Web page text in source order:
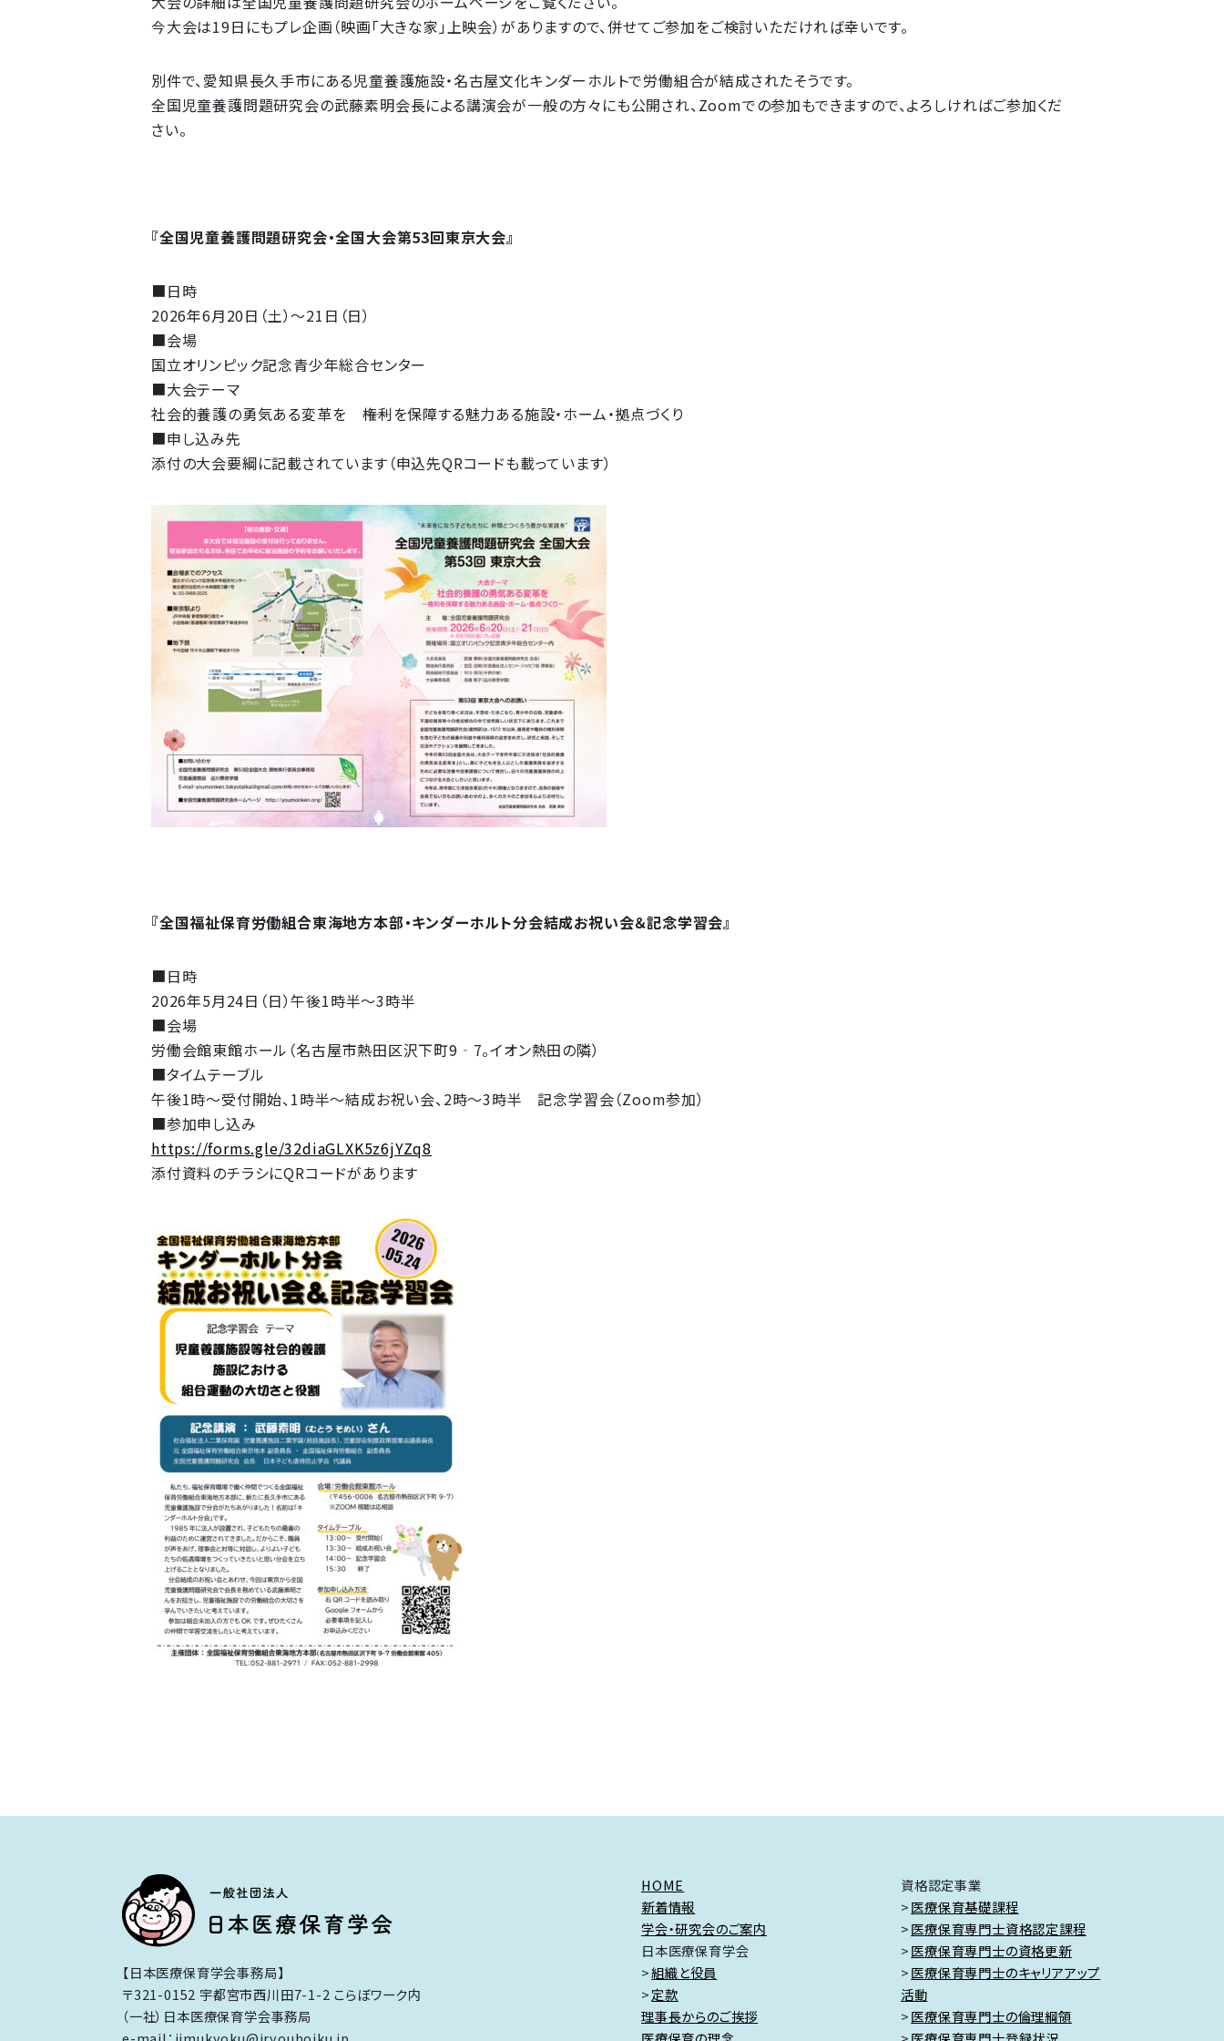
今大会は19日にもプレ企画（映画「大きな家」上映会）がありますので、併せてご参加をご検討いただければ幸いです。
別件で、愛知県長久手市にある児童養護施設・名古屋文化キンダーホルトで労働組合が結成されたそうです。
全国児童養護問題研究会の武藤素明会長による講演会が一般の方々にも公開され、Zoomでの参加もできますので、よろしければご参加くだ
さい。
『全国児童養護問題研究会・全国大会第53回東京大会』
■日時
2026年6月20日（土）～21日（日）
■会場
国立オリンピック記念青少年総合センター
■大会テーマ
社会的養護の勇気ある変革を ――権利を保障する魅力ある施設・ホーム・拠点づくり
■申し込み先
添付の大会要綱に記載されています（申込先QRコードも載っています）
『全国福祉保育労働組合東海地方本部・キンダーホルト分会結成お祝い会＆記念学習会』
■日時
2026年5月24日（日）午後1時半～3時半
■会場
労働会館東館ホール（名古屋市熱田区沢下町9‐7。イオン熱田の隣）
■タイムテーブル
午後1時～受付開始、1時半～結成お祝い会、2時～3時半 記念学習会（Zoom参加）
■参加申し込み
https://forms.gle/32diaGLXK5z6jYZq8
添付資料のチラシにQRコードがあります
【日本医療保育学会事務局】
〒321-0152 宇都宮市西川田7-1-2 こらぼワーク内
（一社）日本医療保育学会事務局
HOME
新着情報
学会・研究会のご案内
日本医療保育学会
組織と役員
定款
理事長からのご挨拶
資格認定事業
医療保育基礎課程
医療保育専門士資格認定課程
医療保育専門士の資格更新
医療保育専門士のキャリアアップ
活動
医療保育専門士の倫理綱領